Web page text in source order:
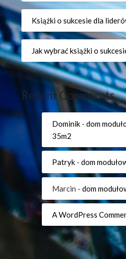
Książki o sukcesie dla
Jak wybrać książki o
Recent Comments
Dominik -dom
35m2
Patryk -dom
Marcin -dom
A WordPress